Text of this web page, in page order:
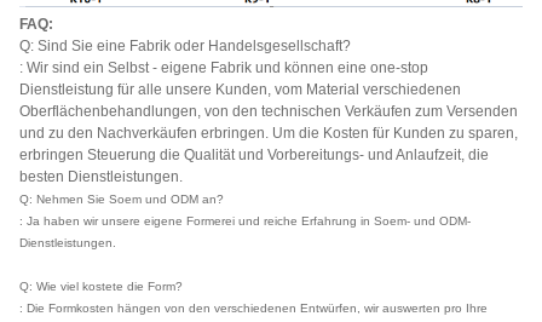
FAQ:
Q: Sind Sie eine Fabrik oder Handelsgesellschaft?
: Wir sind ein Selbst - eigene Fabrik und können eine one-stop
Dienstleistung für alle unsere Kunden, vom Material verschiedenen
Oberflächenbehandlungen, von den technischen Verkäufen zum Versenden
und zu den Nachverkäufen erbringen. Um die Kosten für Kunden zu sparen,
erbringen Steuerung die Qualität und Vorbereitungs- und Anlaufzeit, die
besten Dienstleistungen.
Q: Nehmen Sie Soem und ODM an?
: Ja haben wir unsere eigene Formerei und reiche Erfahrung in Soem- und ODM-
Dienstleistungen.
Q: Wie viel kostete die Form?
: Die Formkosten hängen von den verschiedenen Entwürfen, wir auswerten pro Ihre